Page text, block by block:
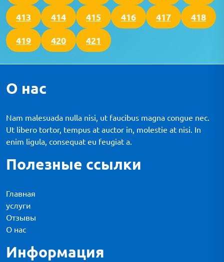
413 414 415 416 417 418
419 420 421
О нас
Nam malesuada nulla nisi, ut faucibus magna congue nec.
Ut libero tortor, tempus at auctor in, molestie at nisi. In
enim ligula, consequat eu feugiat a.
Полезные ссылки
Главная
услуги
Отзывы
О нас
Информация